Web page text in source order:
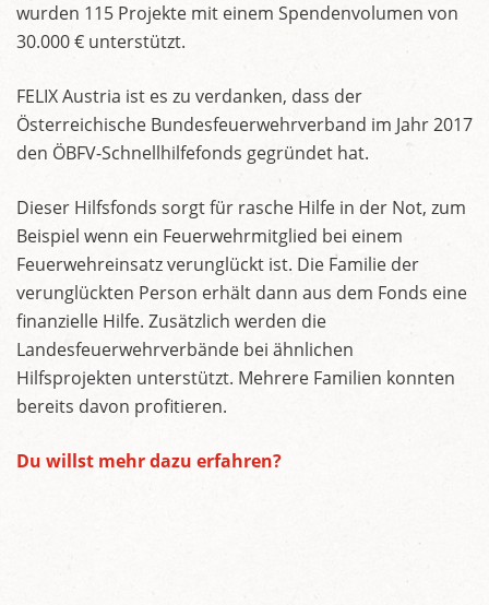
wurden 115 Projekte mit einem Spendenvolumen von
30.000 € unterstützt.
FELIX Austria ist es zu verdanken, dass der
Österreichische Bundesfeuerwehrverband im Jahr 2017
den ÖBFV-Schnellhilfefonds gegründet hat.
Dieser Hilfsfonds sorgt für rasche Hilfe in der Not, zum
Beispiel wenn ein Feuerwehrmitglied bei einem
Feuerwehreinsatz verunglückt ist. Die Familie der
verunglückten Person erhält dann aus dem Fonds eine
finanzielle Hilfe. Zusätzlich werden die
Landesfeuerwehrverbände bei ähnlichen
Hilfsprojekten unterstützt. Mehrere Familien konnten
bereits davon profitieren.
Du willst mehr dazu erfahren?